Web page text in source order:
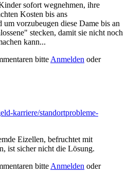
sofort wegnehmen, ihre
Kosten bis ans
vorzubeugen diese Dame bis an
stecken, damit sie nicht noch
kann...
bitte Anmelden oder
karriere/standortprobleme-
Eizellen, befruchtet mit
ist sicher nicht die Lösung.
bitte Anmelden oder